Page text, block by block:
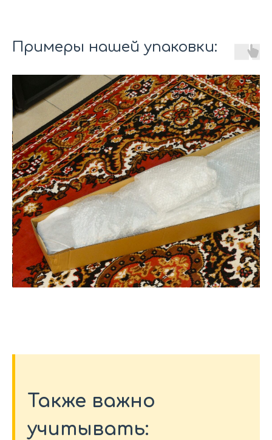
Примеры нашей упаковки:
Также важно
учитывать: